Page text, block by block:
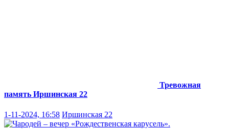
Тревожная
память Иршинская 22
1-11-2024, 16:58 Иршинская 22